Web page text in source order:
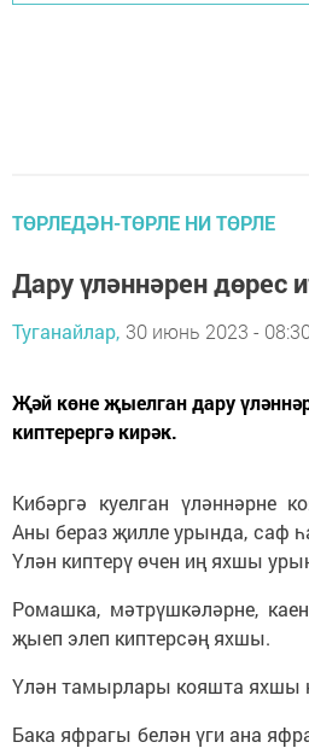
ТӨРЛЕДӘН-ТӨРЛЕ НИ ТӨРЛЕ
Дару үләннәрен дөрес
Туганайлар, 30 июнь 2023 -
Җәй көне җыелган дару
киптерергә кирәк.
Кибәргә куелган үләннәрне
Аны бераз җилле урында, саф
Үлән киптерү өчен иң яхшы
Ромашка, мәтрүшкәләрне,
җыеп элеп киптерсәң яхшы.
Үлән тамырлары кояшта яхшы
Бака яфрагы белән үги ана